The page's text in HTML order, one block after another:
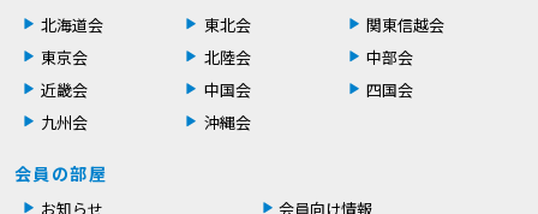
北海道会 東北会
関東信越会
東京会
北陸会
中部会
近畿会
中国会
四国会
九州会
沖縄会
会員の部屋
お知らせ 会員向け情報